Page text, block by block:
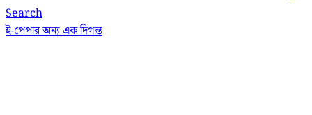
Search
ই-পেপারঅন্য এক দিগন্ত